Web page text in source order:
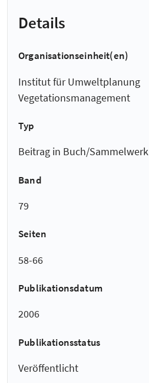
Details
Organisationseinheit(en)
Institut für Umweltplanung
Vegetationsmanagement
Typ
Beitrag in Buch/Sammelwerk
Band
79
Seiten
58-66
Publikationsdatum
2006
Publikationsstatus
Veröffentlicht